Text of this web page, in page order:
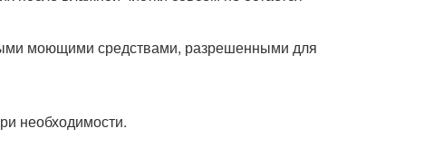
моющими средствами, разрешенными для
необходимости.